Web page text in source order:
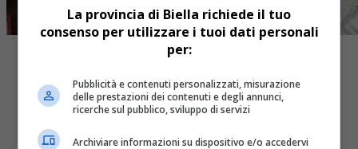
Share
La provincia di Biella richiede il tuo
consenso per utilizzare i tuoi dati personali
per:
Pubblicità e contenuti personalizzati, misurazione
delle prestazioni dei contenuti e degli annunci,
ricerche sul pubblico, sviluppo di servizi
Archiviare informazioni su dispositivo e/o accedervi